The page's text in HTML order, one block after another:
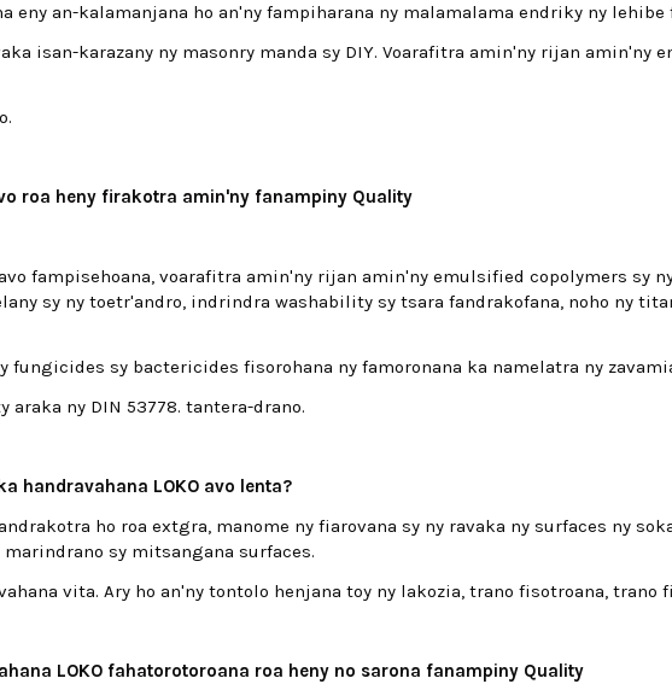
eny an-kalamanjana ho an'ny fampiharana ny malamalama endriky ny lehibe
isan-karazany ny masonry manda sy DIY. Voarafitra amin'ny rijan amin'ny
roa heny firakotra amin'ny fanampiny Quality
fampisehoana, voarafitra amin'ny rijan amin'ny emulsified copolymers sy
sy ny toetr'andro, indrindra washability sy tsara fandrakofana, noho ny
sy bactericides fisorohana ny famoronana ka namelatra ny
ny DIN 53778. tantera-drano.
handravahana LOKO avo lenta?
ho roa extgra, manome ny fiarovana sy ny ravaka ny surfaces ny
marindrano sy mitsangana surfaces.
vita. Ary ho an'ny tontolo henjana toy ny lakozia, trano fisotroana, trano
LOKO fahatorotoroana roa heny no sarona fanampiny Quality